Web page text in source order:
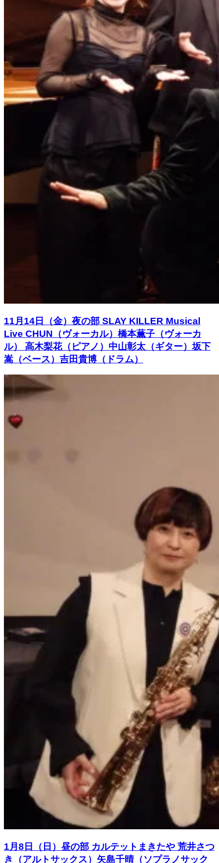
11月14日（金）夜の部 SLAY KILLER Musical
Live CHUN（ヴォーカル）橋本薫子（ヴォーカ
ル） 高木梨花（ピアノ）中山彰太（ギター）坂下
嵩（ベース）吉田貴博（ドラム）
1月8日（日）昼の部 カルテットまきたや 荒井さつ
き（アルトサックス）矢島千晴（ソプラノサック